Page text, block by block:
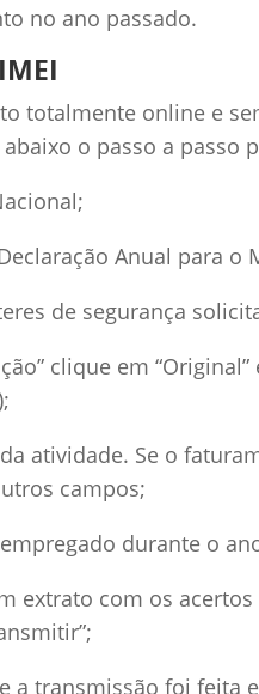
no ano passado.
totalmente online e
o passo a passo
Anual para o
de segurança
clique em
atividade. Se o
campos;
durante o
extrato com os
a transmissão foi feita